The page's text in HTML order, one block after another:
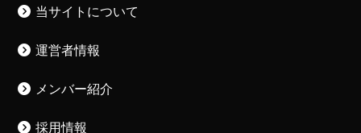
当サイトについて
運営者情報
メンバー紹介
採用情報